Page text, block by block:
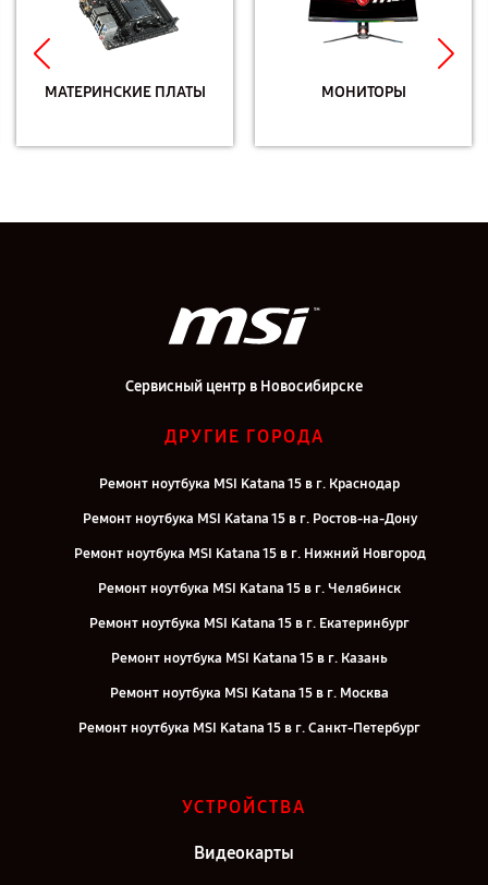
МАТЕРИНСКИЕ ПЛАТЫ МОНИТОРЫ
Сервисный центр в Новосибирске
ДРУГИЕ ГОРОДА
Ремонт ноутбука MSI Katana 15 в г. Краснодар
Ремонт ноутбука MSI Katana 15 в г. Ростов-на-Дону
Ремонт ноутбука MSI Katana 15 в г. Нижний Новгород
Ремонт ноутбука MSI Katana 15 в г. Челябинск
Ремонт ноутбука MSI Katana 15 в г. Екатеринбург
Ремонт ноутбука MSI Katana 15 в г. Казань
Ремонт ноутбука MSI Katana 15 в г. Москва
Ремонт ноутбука MSI Katana 15 в г. Санкт-Петербург
УСТРОЙСТВА
Видеокарты